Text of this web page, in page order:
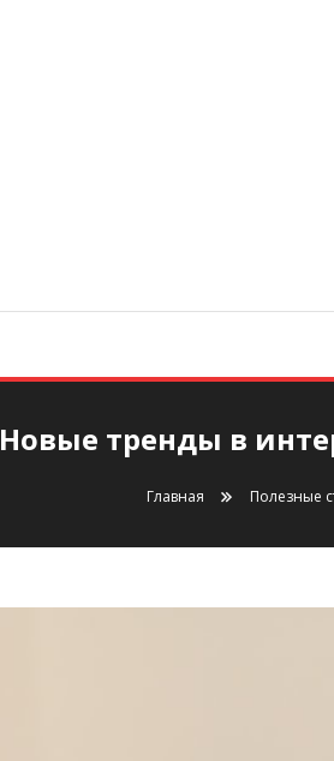
Новые тренды в
Главная Полезные